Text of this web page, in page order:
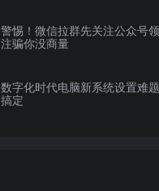
警惕！微信拉群先关注公众号
注骗你没商量
数字化时代电脑新系统设置难
搞定